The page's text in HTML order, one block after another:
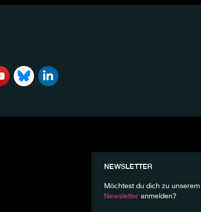
NEWSLETTER
Möchtest du dich zu unserem
Newsletter anmelden?